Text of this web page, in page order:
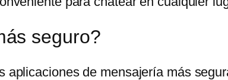
seguro?
aplicaciones de mensajería más